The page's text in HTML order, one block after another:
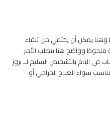
يمكن أن يختفي من تلقاء
ملحوظ وواضح هنا يتطلب الأمر
اليام بالتشخيص السليم لــ بروز
سواء العلاج الجراحي أو